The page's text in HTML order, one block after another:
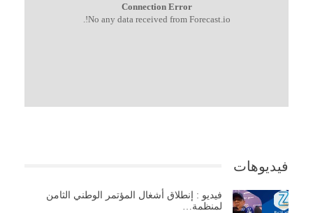
Connection Error
No any data received from Forecast.io!.
فيديوهات
فيديو : إنطلاق أشغال المؤتمر الوطني الثامن
لمنظمة…